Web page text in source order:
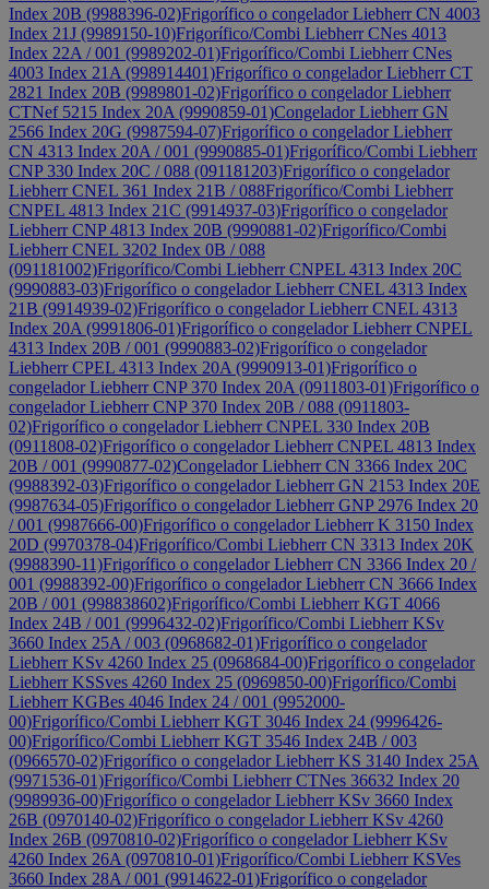
Index 20B (9988396-02)Frigorífico o congelador Liebherr CN 4003
Index 21J (9989150-10)Frigorífico/Combi Liebherr CNes 4013
Index 22A / 001 (9989202-01)Frigorífico/Combi Liebherr CNes
4003 Index 21A (998914401)Frigorífico o congelador Liebherr CT
2821 Index 20B (9989801-02)Frigorífico o congelador Liebherr
CTNef 5215 Index 20A (9990859-01)Congelador Liebherr GN
2566 Index 20G (9987594-07)Frigorífico o congelador Liebherr
CN 4313 Index 20A / 001 (9990885-01)Frigorífico/Combi Liebherr
CNP 330 Index 20C / 088 (091181203)Frigorífico o congelador
Liebherr CNEL 361 Index 21B / 088Frigorífico/Combi Liebherr
CNPEL 4813 Index 21C (9914937-03)Frigorífico o congelador
Liebherr CNP 4813 Index 20B (9990881-02)Frigorífico/Combi
Liebherr CNEL 3202 Index 0B / 088
(091181002)Frigorífico/Combi Liebherr CNPEL 4313 Index 20C
(9990883-03)Frigorífico o congelador Liebherr CNEL 4313 Index
21B (9914939-02)Frigorífico o congelador Liebherr CNEL 4313
Index 20A (9991806-01)Frigorífico o congelador Liebherr CNPEL
4313 Index 20B / 001 (9990883-02)Frigorífico o congelador
Liebherr CPEL 4313 Index 20A (9990913-01)Frigorífico o
congelador Liebherr CNP 370 Index 20A (0911803-01)Frigorífico o
congelador Liebherr CNP 370 Index 20B / 088 (0911803-
02)Frigorífico o congelador Liebherr CNPEL 330 Index 20B
(0911808-02)Frigorífico o congelador Liebherr CNPEL 4813 Index
20B / 001 (9990877-02)Congelador Liebherr CN 3366 Index 20C
(9988392-03)Frigorífico o congelador Liebherr GN 2153 Index 20E
(9987634-05)Frigorífico o congelador Liebherr GNP 2976 Index 20
/ 001 (9987666-00)Frigorífico o congelador Liebherr K 3150 Index
20D (9970378-04)Frigorífico/Combi Liebherr CN 3313 Index 20K
(9988390-11)Frigorífico o congelador Liebherr CN 3366 Index 20 /
001 (9988392-00)Frigorífico o congelador Liebherr CN 3666 Index
20B / 001 (998838602)Frigorífico/Combi Liebherr KGT 4066
Index 24B / 001 (9996432-02)Frigorífico/Combi Liebherr KSv
3660 Index 25A / 003 (0968682-01)Frigorífico o congelador
Liebherr KSv 4260 Index 25 (0968684-00)Frigorífico o congelador
Liebherr KSSves 4260 Index 25 (0969850-00)Frigorífico/Combi
Liebherr KGBes 4046 Index 24 / 001 (9952000-
00)Frigorífico/Combi Liebherr KGT 3046 Index 24 (9996426-
00)Frigorífico/Combi Liebherr KGT 3546 Index 24B / 003
(0966570-02)Frigorífico o congelador Liebherr KS 3140 Index 25A
(9971536-01)Frigorífico/Combi Liebherr CTNes 36632 Index 20
(9989936-00)Frigorífico o congelador Liebherr KSv 3660 Index
26B (0970140-02)Frigorífico o congelador Liebherr KSv 4260
Index 26B (0970810-02)Frigorífico o congelador Liebherr KSv
4260 Index 26A (0970810-01)Frigorífico/Combi Liebherr KSVes
3660 Index 28A / 001 (9914622-01)Frigorífico o congelador